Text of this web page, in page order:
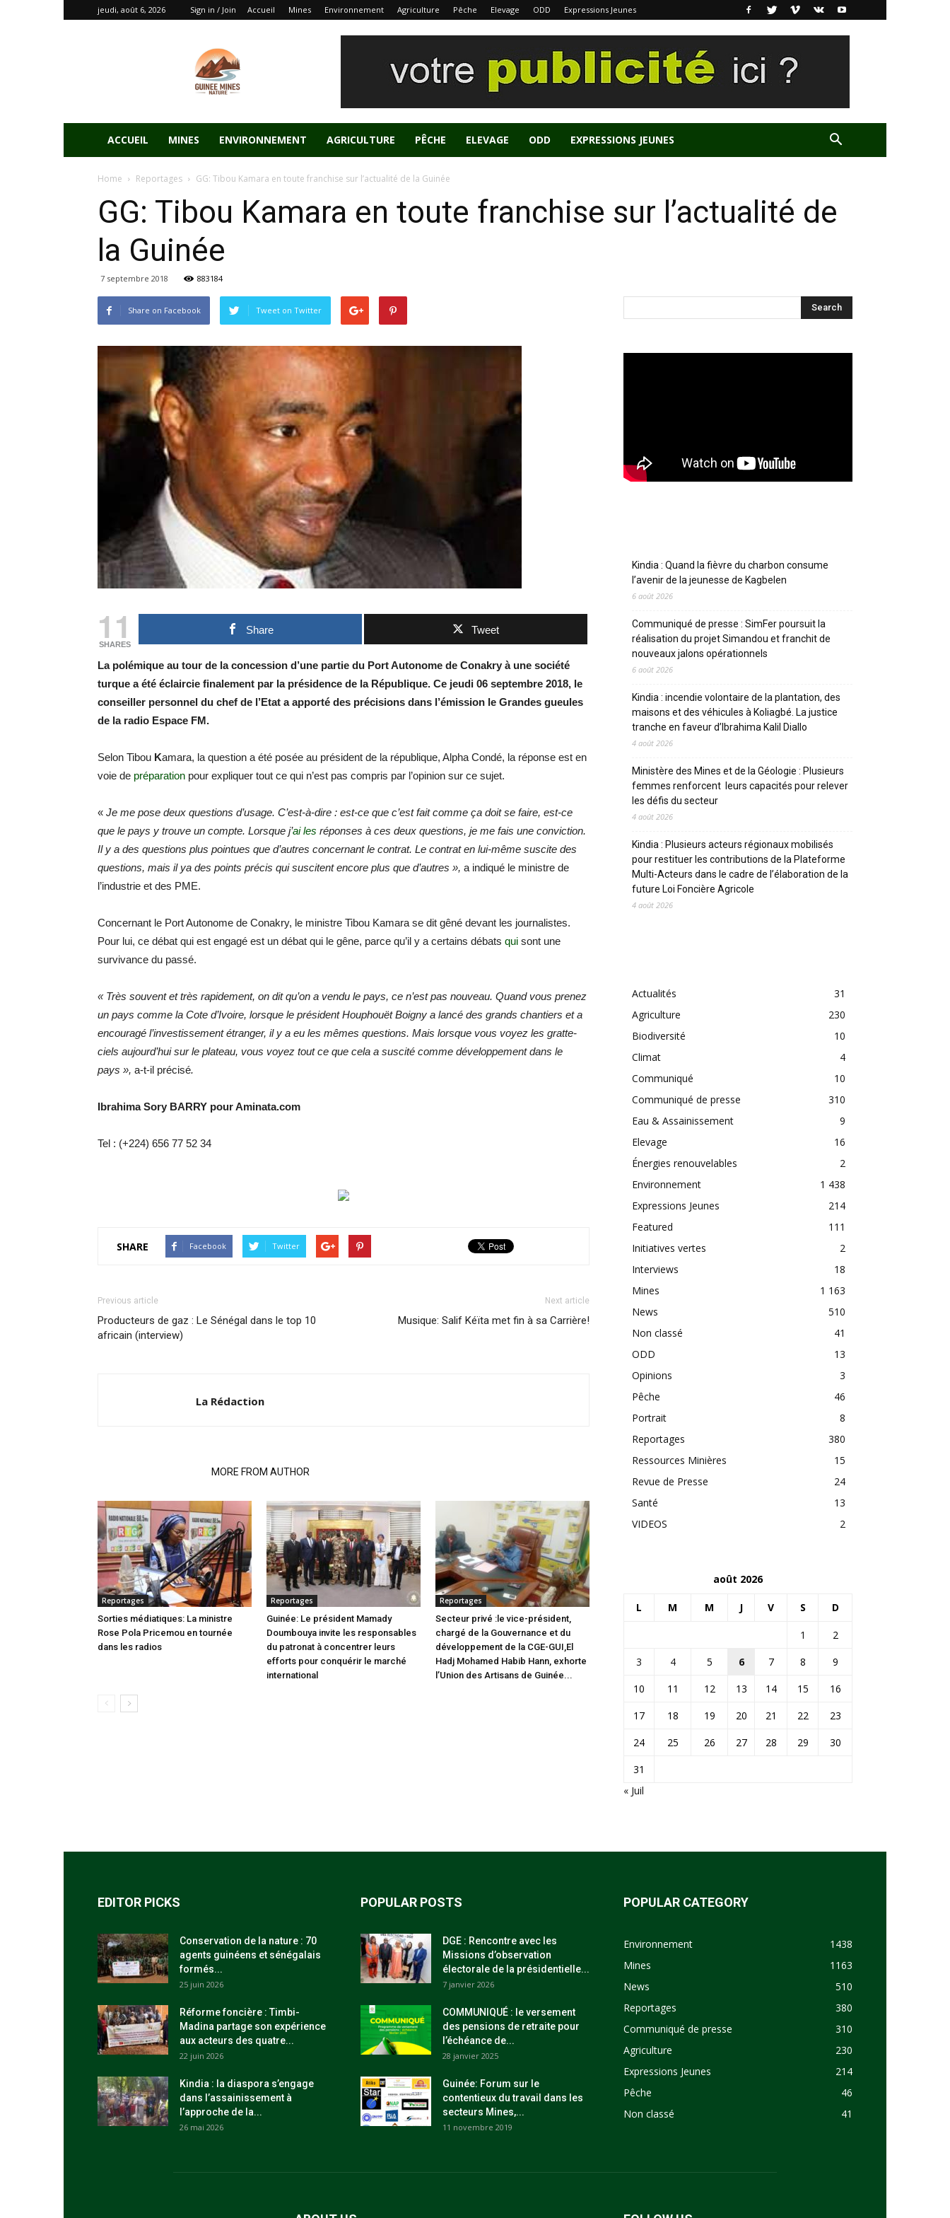
jeudi, août 6, 2026 Sign in / Join Accueil Mines Environnement Agriculture Pêche Elevage ODD Expressions Jeunes
ACCUEIL MINES ENVIRONNEMENT AGRICULTURE PÊCHE ELEVAGE ODD EXPRESSIONS JEUNES
Home Reportages GG: Tibou Kamara en toute franchise sur l’actualité de la Guinée
GG: Tibou Kamara en toute franchise sur l’actualité de
la Guinée
7 septembre 2018 883184
Share on Facebook Tweet on Twitter
11
SHARES
Share Tweet
La polémique au tour de la concession d’une partie du Port Autonome de Conakry à une société
turque a été éclaircie finalement par la présidence de la République. Ce jeudi 06 septembre 2018, le
conseiller personnel du chef de l’Etat a apporté des précisions dans l’émission le Grandes gueules
de la radio Espace FM.
Selon Tibou Kamara, la question a été posée au président de la république, Alpha Condé, la réponse est en
voie de préparation pour expliquer tout ce qui n’est pas compris par l’opinion sur ce sujet.
« Je me pose deux questions d’usage. C’est-à-dire : est-ce que c’est fait comme ça doit se faire, est-ce
que le pays y trouve un compte. Lorsque j’ai les réponses à ces deux questions, je me fais une conviction.
Il y a des questions plus pointues que d’autres concernant le contrat. Le contrat en lui-même suscite des
questions, mais il ya des points précis qui suscitent encore plus que d’autres », a indiqué le ministre de
l’industrie et des PME.
Concernant le Port Autonome de Conakry, le ministre Tibou Kamara se dit gêné devant les journalistes.
Pour lui, ce débat qui est engagé est un débat qui le gêne, parce qu’il y a certains débats qui sont une
survivance du passé.
« Très souvent et très rapidement, on dit qu’on a vendu le pays, ce n’est pas nouveau. Quand vous prenez
un pays comme la Cote d’Ivoire, lorsque le président Houphouët Boigny a lancé des grands chantiers et a
encouragé l’investissement étranger, il y a eu les mêmes questions. Mais lorsque vous voyez les gratte-
ciels aujourd’hui sur le plateau, vous voyez tout ce que cela a suscité comme développement dans le
pays », a-t-il précisé.
Ibrahima Sory BARRY pour Aminata.com
Tel : (+224) 656 77 52 34
SHARE Facebook Twitter
Previous article
Producteurs de gaz : Le Sénégal dans le top 10
africain (interview)
Next article
Musique: Salif Kéïta met fin à sa Carrière!
La Rédaction
MORE FROM AUTHOR
Reportages
Sorties médiatiques: La ministre
Rose Pola Pricemou en tournée
dans les radios
Reportages
Guinée: Le président Mamady
Doumbouya invite les responsables
du patronat à concentrer leurs
efforts pour conquérir le marché
international
Reportages
Secteur privé :le vice-président,
chargé de la Gouvernance et du
développement de la CGE-GUI,El
Hadj Mohamed Habib Hann, exhorte
l’Union des Artisans de Guinée...
Kindia : Quand la fièvre du charbon consume
l’avenir de la jeunesse de Kagbelen
6 août 2026
Communiqué de presse : SimFer poursuit la
réalisation du projet Simandou et franchit de
nouveaux jalons opérationnels
6 août 2026
Kindia : incendie volontaire de la plantation, des
maisons et des véhicules à Koliagbé. La justice
tranche en faveur d’Ibrahima Kalil Diallo
4 août 2026
Ministère des Mines et de la Géologie : Plusieurs
femmes renforcent leurs capacités pour relever
les défis du secteur
4 août 2026
Kindia : Plusieurs acteurs régionaux mobilisés
pour restituer les contributions de la Plateforme
Multi-Acteurs dans le cadre de l’élaboration de la
future Loi Foncière Agricole
4 août 2026
Actualités
31
Agriculture
230
Biodiversité
10
Climat
4
Communiqué
10
Communiqué de presse
310
Eau & Assainissement
9
Elevage
16
Énergies renouvelables
2
Environnement
1 438
Expressions Jeunes
214
Featured
111
Initiatives vertes
2
Interviews
18
Mines
1 163
News
510
Non classé
41
ODD
13
Opinions
3
Pêche
46
Portrait
8
Reportages
380
Ressources Minières
15
Revue de Presse
24
Santé
13
VIDEOS
2
août 2026
L M M J V S D
1
2
3
4 5 6 7 8
9
10
11 12 13 14 15
16
17
18 19 20 21 22
23
24
25 26 27 28 29
30
31
« Juil
EDITOR PICKS
Conservation de la nature : 70
agents guinéens et sénégalais
formés...
25 juin 2026
Réforme foncière : Timbi-
Madina partage son expérience
aux acteurs des quatre...
22 juin 2026
Kindia : la diaspora s’engage
dans l’assainissement à
l’approche de la...
26 mai 2026
POPULAR POSTS
DGE : Rencontre avec les
Missions d’observation
électorale de la présidentielle...
7 janvier 2026
COMMUNIQUÉ : le versement
des pensions de retraite pour
l’échéance de...
28 janvier 2025
Guinée: Forum sur le
contentieux du travail dans les
secteurs Mines,...
11 novembre 2019
POPULAR CATEGORY
Environnement
1438
Mines
1163
News
510
Reportages
380
Communiqué de presse
310
Agriculture
230
Expressions Jeunes
214
Pêche
46
Non classé
41